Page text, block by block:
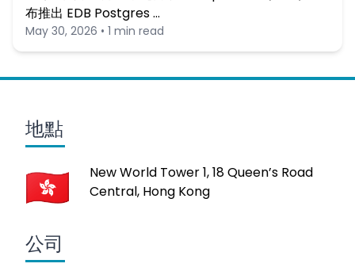
布推出 EDB Postgres …
May 30, 2026 • 1 min read
地點
New World Tower 1, 18 Queen’s Road
Central, Hong Kong
公司